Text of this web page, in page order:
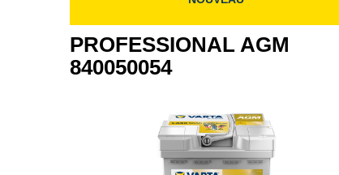
PROFESSIONAL AGM
840050054